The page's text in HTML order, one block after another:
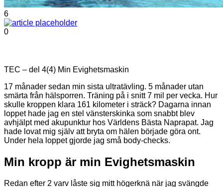
6
0
TEC – del 4(4) Min Evighetsmaskin
17 månader sedan min sista ultratävling. 5 månader utan
smärta från hälsporren. Träning på i snitt 7 mil per vecka. Hur
skulle kroppen klara 161 kilometer i sträck? Dagarna innan
loppet hade jag en stel vänsterskinka som snabbt blev
avhjälpt med akupunktur hos Världens Bästa Naprapat. Jag
hade lovat mig själv att bryta om hälen började göra ont.
Under hela loppet gjorde jag små body-checks.
Min kropp är min Evighetsmaskin
Redan efter 2 varv låste sig mitt högerknä när jag svängde